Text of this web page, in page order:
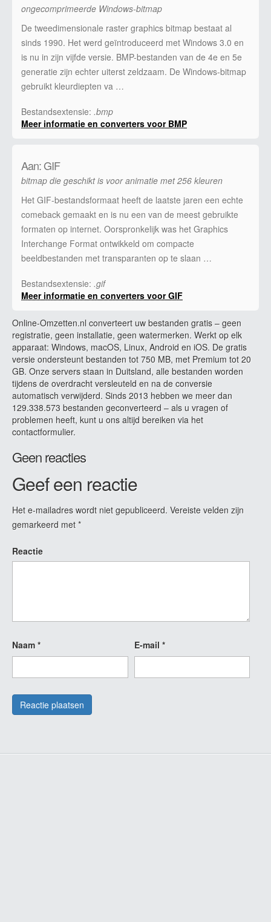
ongecomprimeerde Windows-bitmap
De tweedimensionale raster graphics bitmap bestaat al
sinds 1990. Het werd geïntroduceerd met Windows 3.0 en
is nu in zijn vijfde versie. BMP-bestanden van de 4e en 5e
generatie zijn echter uiterst zeldzaam. De Windows-bitmap
gebruikt kleurdiepten va …
Bestandsextensie: .bmp
Meer informatie en converters voor BMP
Aan: GIF
bitmap die geschikt is voor animatie met 256 kleuren
Het GIF-bestandsformaat heeft de laatste jaren een echte
comeback gemaakt en is nu een van de meest gebruikte
formaten op internet. Oorspronkelijk was het Graphics
Interchange Format ontwikkeld om compacte
beeldbestanden met transparanten op te slaan …
Bestandsextensie: .gif
Meer informatie en converters voor GIF
Online-Omzetten.nl converteert uw bestanden gratis – geen
registratie, geen installatie, geen watermerken. Werkt op elk
apparaat: Windows, macOS, Linux, Android en iOS. De gratis
versie ondersteunt bestanden tot 750 MB, met Premium tot 20
GB. Onze servers staan in Duitsland, alle bestanden worden
tijdens de overdracht versleuteld en na de conversie
automatisch verwijderd. Sinds 2013 hebben we meer dan
129.338.573 bestanden geconverteerd – als u vragen of
problemen heeft, kunt u ons altijd bereiken via het
contactformulier.
Geen reacties
Geef een reactie
Het e-mailadres wordt niet gepubliceerd. Vereiste velden zijn
gemarkeerd met *
Reactie
Naam * E-mail *